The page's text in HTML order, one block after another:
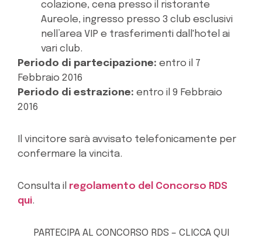
colazione, cena presso il ristorante
Aureole, ingresso presso 3 club esclusivi
nell’area VIP e trasferimenti dall'hotel ai
vari club.
Periodo di partecipazione: entro il 7
Febbraio 2016
Periodo di estrazione: entro il 9 Febbraio
2016
Il vincitore sarà avvisato telefonicamente per
confermare la vincita.
Consulta il regolamento del Concorso RDS
qui.
PARTECIPA AL CONCORSO RDS – CLICCA QUI